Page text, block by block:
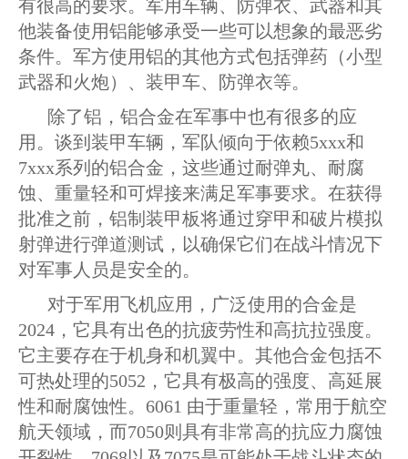
有很高的要求。军用车辆、防弹衣、武器和其
他装备使用铝能够承受一些可以想象的最恶劣
条件。军方使用铝的其他方式包括弹药（小型
武器和火炮）、装甲车、防弹衣等。
除了铝，铝合金在军事中也有很多的应
用。谈到装甲车辆， 军队倾向于依赖5xxx和
7xxx系列的铝合金，这些通过耐弹丸、耐腐
蚀、重量轻和可焊接来满足军事要求。在获得
批准之前，铝制装甲板将通过穿甲和破片模拟
射弹进行弹道测试，以确保它们在战斗情况下
对军事人员是安全的。
对于军用飞机应用，广泛使用的合金是
2024，它具有出色的抗疲劳性和高抗拉强度。
它主要存在于机身和机翼中。其他合金包括不
可热处理的5052，它具有极高的强度、高延展
性和耐腐蚀性。6061 由于重量轻，常用于航空
航天领域，而7050则具有非常高的抗应力腐蚀